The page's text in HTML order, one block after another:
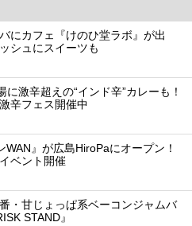
にカフェ『けのひ堂ラボ』が出
シュにスイーツも
激辛超えの“インド辛”カレーも！
辛フェス開催中
』が広島HiroPaにオープン！
ベント開催
・甘じょっぱ系ベーコンジャムバ
STAND』